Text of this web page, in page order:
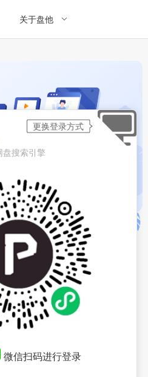
关于盘他
盘搜索引擎
微信扫码进行登录